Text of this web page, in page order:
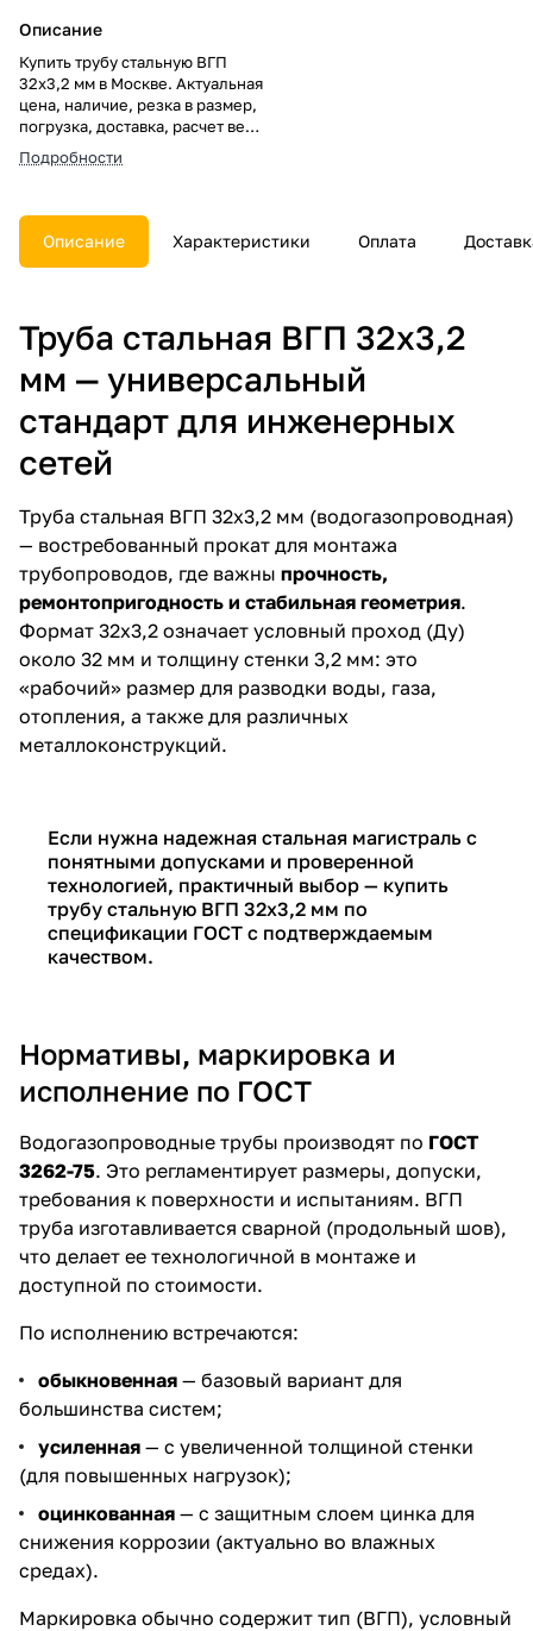
Описание
Купить трубу стальную ВГП
32х3,2 мм в Москве. Актуальная
цена, наличие, резка в размер,
погрузка, доставка, расчет веса
и документы.
Подробности
Описание Характеристики Оплата
Труба стальная ВГП 32х3,2
мм — универсальный
стандарт для инженерных
сетей
Труба стальная ВГП 32х3,2 мм (водогазопроводная)
— востребованный прокат для монтажа
трубопроводов, где важны прочность,
ремонтопригодность и стабильная геометрия.
Формат 32х3,2 означает условный проход (Ду)
около 32 мм и толщину стенки 3,2 мм: это
«рабочий» размер для разводки воды, газа,
отопления, а также для различных
металлоконструкций.
Если нужна надежная стальная магистраль с
понятными допусками и проверенной
технологией, практичный выбор — купить
трубу стальную ВГП 32х3,2 мм по
спецификации ГОСТ с подтверждаемым
качеством.
Нормативы, маркировка и
исполнение по ГОСТ
Водогазопроводные трубы производят по ГОСТ
3262-75. Это регламентирует размеры, допуски,
требования к поверхности и испытаниям. ВГП
труба изготавливается сварной (продольный шов),
что делает ее технологичной в монтаже и
доступной по стоимости.
По исполнению встречаются:
обыкновенная — базовый вариант для
большинства систем;
усиленная — с увеличенной толщиной стенки
(для повышенных нагрузок);
оцинкованная — с защитным слоем цинка для
снижения коррозии (актуально во влажных
средах).
Маркировка обычно содержит тип (ВГП), условный